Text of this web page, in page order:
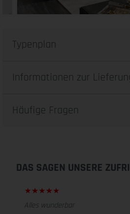
Typenplan
Informationen zur
Häufige Fragen
DAS SAGEN UNSERE
Alles wunderbar